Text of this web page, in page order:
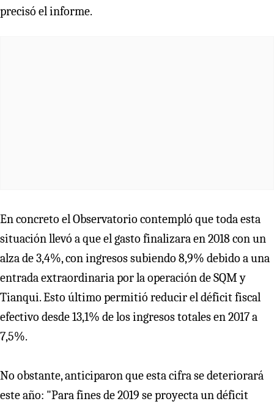
precisó el informe.
En concreto el Observatorio contempló que toda esta
situación llevó a que el gasto finalizara en 2018 con un
alza de 3,4%, con ingresos subiendo 8,9% debido a una
entrada extraordinaria por la operación de SQM y
Tianqui. Esto último permitió reducir el déficit fiscal
efectivo desde 13,1% de los ingresos totales en 2017 a
7,5%.
No obstante, anticiparon que esta cifra se deteriorará
este año: "Para fines de 2019 se proyecta un déficit